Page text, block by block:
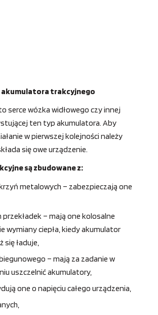
akumulatora trakcyjnego
serce wózka widłowego czy innej
ten typ akumulatora. Aby
w pierwszej kolejności należy
się owe urządzenie.
są zbudowane z:
metalowych – zabezpieczają one
przekładek – mają one kolosalne
wymiany ciepła, kiedy akumulator
się ładuje,
– mają za zadanie w
uszczelnić akumulatory,
one o napięciu całego urządzenia,